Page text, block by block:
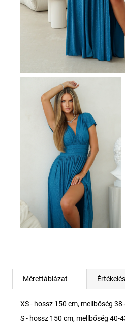
Mérettáblázat Értékelés
XS - hossz 150 cm, mellbőség
S - hossz 150 cm, mellbőség 40-